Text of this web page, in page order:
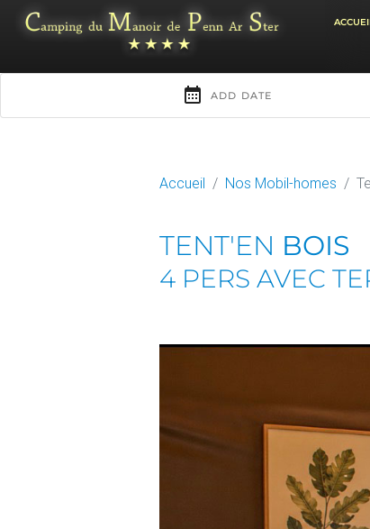
Accueil Nos Mobil-homes
TENT'EN BOIS
4 PERS AVEC